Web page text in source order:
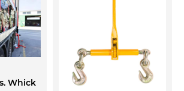
Whick